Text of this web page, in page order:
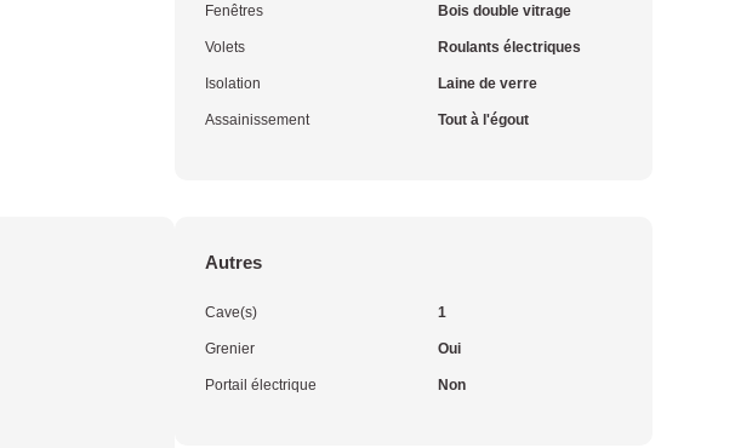
Fenêtres Bois double vitrage
Volets Roulants électriques
Isolation Laine de verre
Assainissement Tout à l'égout
Autres
Cave(s) 1
Grenier Oui
Portail électrique Non